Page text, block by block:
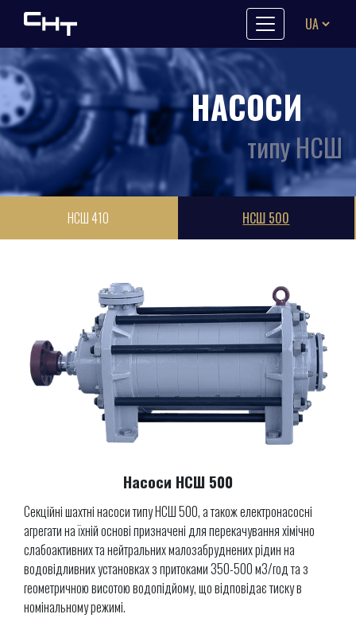
Skip to content
НАСОСИ
типу НСШ
НСШ 410 НСШ 500
Насоси НСШ 500
Секційні шахтні насоси типу НСШ 500, а також електронасосні
агрегати на їхній основі призначені для перекачування хімічно
слабоактивних та нейтральних малозабруднених рідин на
водовідливних установках з притоками 350-500 м3/год та з
геометричною висотою водопідйому, що відповідає тиску в
номінальному режимі.